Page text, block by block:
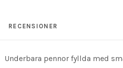
RECENSIONER
Underbara pennor fyllda med